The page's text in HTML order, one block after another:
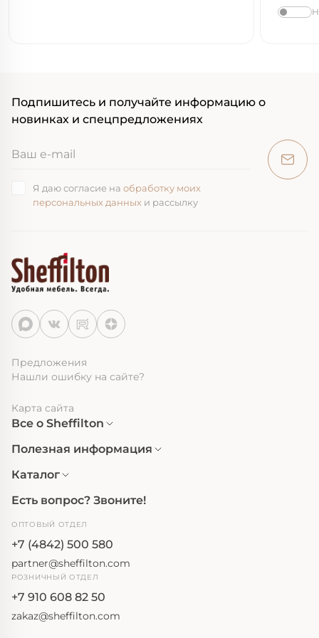
Подпишитесь и получайте информацию о
новинках и спецпредложениях
Я даю согласие на обработку моих
персональных данных и рассылку
Предложения
Нашли ошибку на сайте?
Карта сайта
Все о Sheffilton
Полезная информация
Каталог
Есть вопрос? Звоните!
ОПТОВЫЙ ОТДЕЛ
+7 (4842) 500 580
partner@sheffilton.com
РОЗНИЧНЫЙ ОТДЕЛ
+7 910 608 82 50
zakaz@sheffilton.com